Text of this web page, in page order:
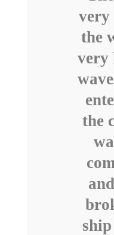
very
the
very
the